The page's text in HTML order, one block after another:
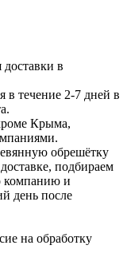
в
в течение 2-7 дней в
Крыма,
обрешётку
подбираем
компанию и
день после
на обработку